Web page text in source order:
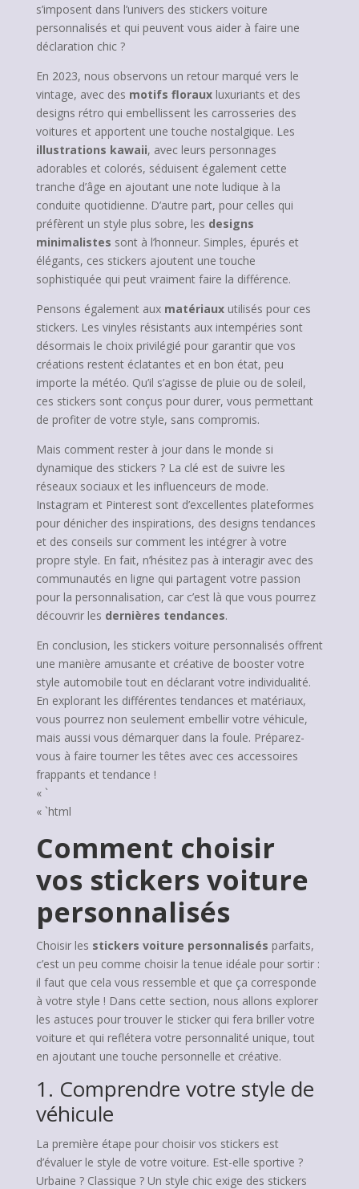
s’imposent dans l’univers des stickers voiture
personnalisés et qui peuvent vous aider à faire une
déclaration chic ?
En 2023, nous observons un retour marqué vers le
vintage, avec des motifs florauxluxuriants et des
designs rétro qui embellissent les carrosseries des
voitures et apportent une touche nostalgique. Les
illustrations kawaii, avec leurs personnages
adorables et colorés, séduisent également cette
tranche d’âge en ajoutant une note ludique à la
conduite quotidienne. D’autre part, pour celles qui
préfèrent un style plus sobre, les designs
minimalistes sont à l’honneur. Simples, épurés et
élégants, ces stickers ajoutent une touche
sophistiquée qui peut vraiment faire la différence.
Pensons également aux matériauxutilisés pour ces
stickers. Les vinyles résistants aux intempéries sont
désormais le choix privilégié pour garantir que vos
créations restent éclatantes et en bon état, peu
importe la météo. Qu’il s’agisse de pluie ou de soleil,
ces stickers sont conçus pour durer, vous permettant
de profiter de votre style, sans compromis.
Mais comment rester à jour dans le monde si
dynamique des stickers ? La clé est de suivre les
réseaux sociaux et les influenceurs de mode.
Instagram et Pinterest sont d’excellentes plateformes
pour dénicher des inspirations, des designs tendances
et des conseils sur comment les intégrer à votre
propre style. En fait, n’hésitez pas à interagir avec des
communautés en ligne qui partagent votre passion
pour la personnalisation, car c’est là que vous pourrez
découvrir les dernières tendances.
En conclusion, les stickers voiture personnalisés offrent
une manière amusante et créative de booster votre
style automobile tout en déclarant votre individualité.
En explorant les différentes tendances et matériaux,
vous pourrez non seulement embellir votre véhicule,
mais aussi vous démarquer dans la foule. Préparez-
vous à faire tourner les têtes avec ces accessoires
frappants et tendance !
« `
« `html
Comment choisir
vos stickers voiture
personnalisés
Choisir les stickers voiture personnalisés parfaits,
c’est un peu comme choisir la tenue idéale pour sortir :
il faut que cela vous ressemble et que ça corresponde
à votre style ! Dans cette section, nous allons explorer
les astuces pour trouver le sticker qui fera briller votre
voiture et qui reflétera votre personnalité unique, tout
en ajoutant une touche personnelle et créative.
1. Comprendre votre style de
véhicule
La première étape pour choisir vos stickers est
d’évaluer le style de votre voiture. Est-elle sportive ?
Urbaine ? Classique ? Un style chic exige des stickers